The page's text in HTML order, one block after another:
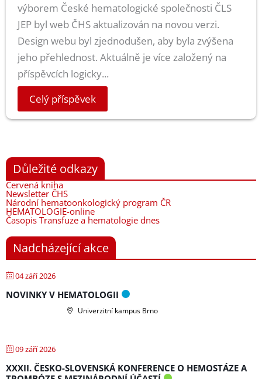
výborem České hematologické společnosti ČLS
JEP byl web ČHS aktualizován na novou verzi.
Design webu byl zjednodušen, aby byla zvýšena
jeho přehlednost. Aktuálně je více založený na
příspěvcích logicky...
Celý příspěvek
Důležité odkazy
Červená kniha
Newsletter ČHS
Národní hematoonkologický program ČR
HEMATOLOGIE-online
Časopis Transfuze a hematologie dnes
Nadcházející akce
04 září 2026
NOVINKY V HEMATOLOGII
Univerzitní kampus Brno
09 září 2026
XXXII. ČESKO-SLOVENSKÁ KONFERENCE O HEMOSTÁZE A